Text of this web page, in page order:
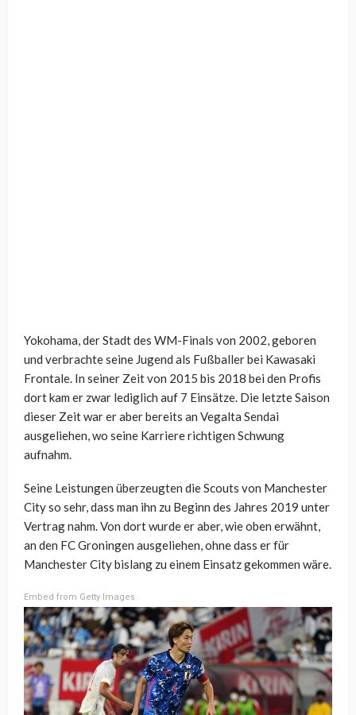
Yokohama, der Stadt des WM-Finals von 2002, geboren
und verbrachte seine Jugend als Fußballer bei Kawasaki
Frontale. In seiner Zeit von 2015 bis 2018 bei den Profis
dort kam er zwar lediglich auf 7 Einsätze. Die letzte Saison
dieser Zeit war er aber bereits an Vegalta Sendai
ausgeliehen, wo seine Karriere richtigen Schwung
aufnahm.
Seine Leistungen überzeugten die Scouts von Manchester
City so sehr, dass man ihn zu Beginn des Jahres 2019 unter
Vertrag nahm. Von dort wurde er aber, wie oben erwähnt,
an den FC Groningen ausgeliehen, ohne dass er für
Manchester City bislang zu einem Einsatz gekommen wäre.
Embed from Getty Images